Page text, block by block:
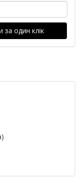
за один клік